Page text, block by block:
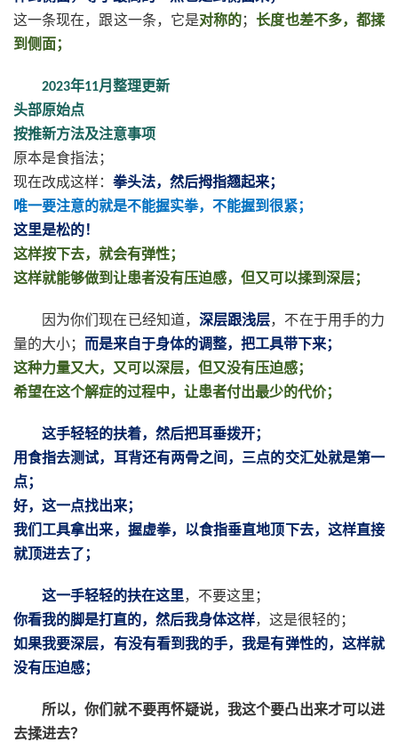
这一条现在，跟这一条，它是对称的；长度也差不多，都揉
到侧面；
2023年11月整理更新
头部原始点
按推新方法及注意事项
原本是食指法；
现在改成这样： 拳头法，然后拇指翘起来；
唯一要注意的就是不能握实拳，不能握到很紧；
这里是松的！
这样按下去，就会有弹性；
这样就能够做到让患者没有压迫感，但又可以揉到深层；
因为你们现在已经知道， 深层跟浅层，不在于用手的力
量的大小； 而是来自于身体的调整，把工具带下来；
这种力量又大，又可以深层，但又没有压迫感；
希望在这个解症的过程中，让患者付出最少的代价；
这手轻轻的扶着，然后把耳垂拨开；
用食指去测试，耳背还有两骨之间，三点的交汇处就是第一
点；
好，这一点找出来；
我们工具拿出来，握虚拳，以食指垂直地顶下去，这样直接
就顶进去了；
这一手轻轻的扶在这里，不要这里；
你看我的脚是打直的，然后我身体这样，这是很轻的；
如果我要深层，有没有看到我的手，我是有弹性的，这样就
没有压迫感；
所以，你们就不要再怀疑说，我这个要凸出来才可以进
去揉进去？